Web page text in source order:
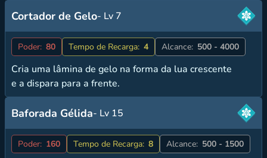
Cortador de Gelo- Lv 7
Poder: 80 Tempo de Recarga: 4 Alcance: 500 - 4000
Cria uma lâmina de gelo na forma da lua crescente
e a dispara para a frente.
Baforada Gélida- Lv 15
Poder: 160 Tempo de Recarga: 8 Alcance: 500 - 1500